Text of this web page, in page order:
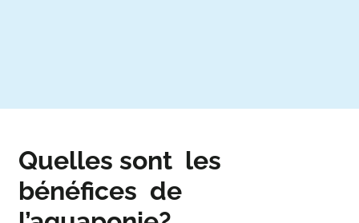
Quelles sont les
bénéfices de